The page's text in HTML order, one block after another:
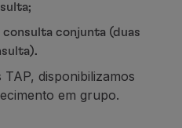
conjunta (duas
disponibilizamos
em grupo.